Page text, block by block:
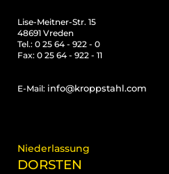
Lise-Meitner-Str. 15
48691 Vreden
Tel.: 0 25 64 - 922 - 0
Fax: 0 25 64 - 922 - 11
E-Mail: info@kroppstahl.com
Niederlassung
DORSTEN